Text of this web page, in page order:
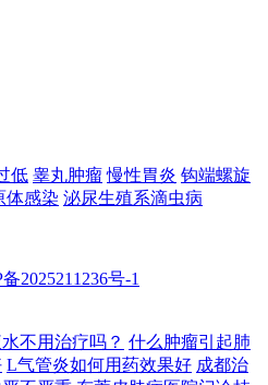
低 睾丸肿瘤 慢性胃炎 钩端螺旋
体感染 泌尿生殖系滴虫病
2025211236号-1
不用治疗吗？ 什么肿瘤引起肺
L气管炎如何用药效果好 成都治